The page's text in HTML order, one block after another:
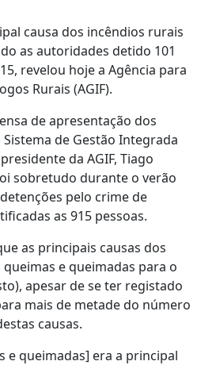
causa dos incêndios rurais
as autoridades detido 101
revelou hoje a Agência para
Rurais (AGIF).
de apresentação dos
de Gestão Integrada
da AGIF, Tiago
sobretudo durante o verão
pelo crime de
as 915 pessoas.
as principais causas dos
e queimadas para o
apesar de se ter registado
mais de metade do número
causas.
e queimadas] era a principal